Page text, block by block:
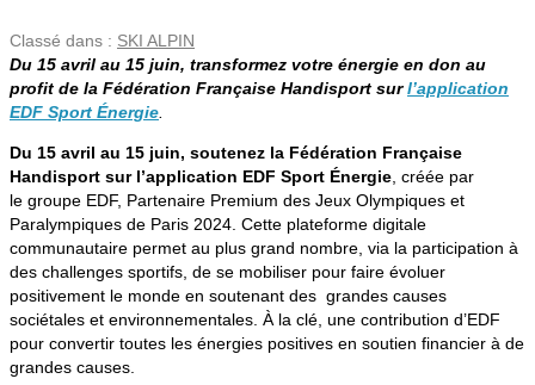
Classé dans : SKI ALPIN
Du 15 avril au 15 juin, transformez votre énergie en don au
profit de la Fédération Française Handisport surl’application
EDF Sport Énergie
Du 15 avril au 15 juin, soutenez la Fédération Française
Handisport sur l’application EDF Sport Énergie , créée par
le groupe EDF, Partenaire Premium des Jeux Olympiques et
Paralympiques de Paris 2024. Cette plateforme digitale
communautaire permet au plus grand nombre, via la participation à
des challenges sportifs, de se mobiliser pour faire évoluer
positivement le monde en soutenant des grandes causes
sociétales et environnementales. À la clé, une contribution d’EDF
pour convertir toutes les énergies positives en soutien financier à de
grandes causes.